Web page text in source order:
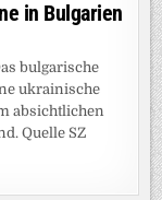
in Bulgarien
bulgarische
ukrainische
absichtlichen
Quelle SZ